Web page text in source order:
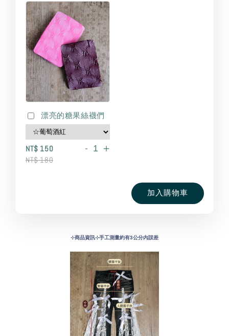
漂亮的糖果絲襪們
NT$ 150
NT$ 180
- +
加入購物車
⊹商品資訊⊹手工測量約有3公分內誤差